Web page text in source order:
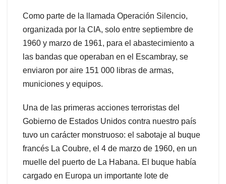
Como parte de la llamada Operación Silencio,
organizada por la CIA, solo entre septiembre de
1960 y marzo de 1961, para el abastecimiento a
las bandas que operaban en el Escambray, se
enviaron por aire 151 000 libras de armas,
municiones y equipos.
Una de las primeras acciones terroristas del
Gobierno de Estados Unidos contra nuestro país
tuvo un carácter monstruoso: el sabotaje al buque
francés La Coubre, el 4 de marzo de 1960, en un
muelle del puerto de La Habana. El buque había
cargado en Europa un importante lote de